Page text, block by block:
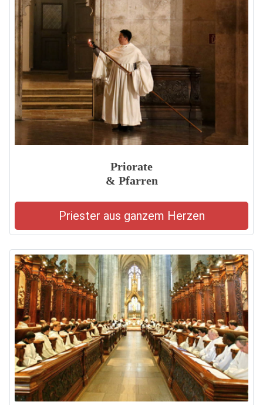
Priorate
& Pfarren
Priester aus ganzem Herzen